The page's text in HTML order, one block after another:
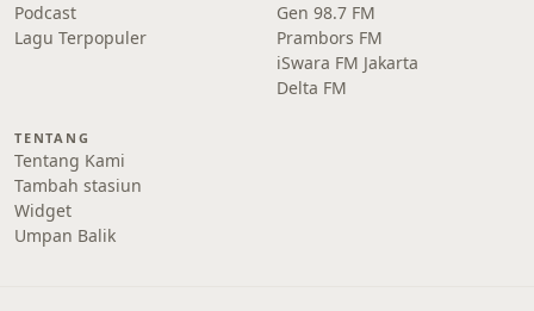
Podcast
Lagu Terpopuler
Gen 98.7 FM
Prambors FM
iSwara FM Jakarta
Delta FM
TENTANG
Tentang Kami
Tambah stasiun
Widget
Umpan Balik